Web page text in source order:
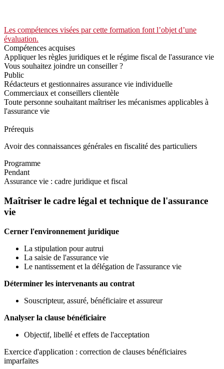
Les compétences visées par cette formation font l’objet d’une
évaluation.
Compétences acquises
Appliquer les règles juridiques et le régime fiscal de l'assurance vie
Vous souhaitez joindre un conseiller ?
Public
Rédacteurs et gestionnaires assurance vie individuelle
Commerciaux et conseillers clientèle
Toute personne souhaitant maîtriser les mécanismes applicables à
l'assurance vie
Prérequis
Avoir des connaissances générales en fiscalité des particuliers
Programme
Pendant
Assurance vie : cadre juridique et fiscal
Maîtriser le cadre légal et technique de l'assurance
vie
Cerner l'environnement juridique
La stipulation pour autrui
La saisie de l'assurance vie
Le nantissement et la délégation de l'assurance vie
Déterminer les intervenants au contrat
Souscripteur, assuré, bénéficiaire et assureur
Analyser la clause bénéficiaire
Objectif, libellé et effets de l'acceptation
Exercice d'application : correction de clauses bénéficiaires
imparfaites